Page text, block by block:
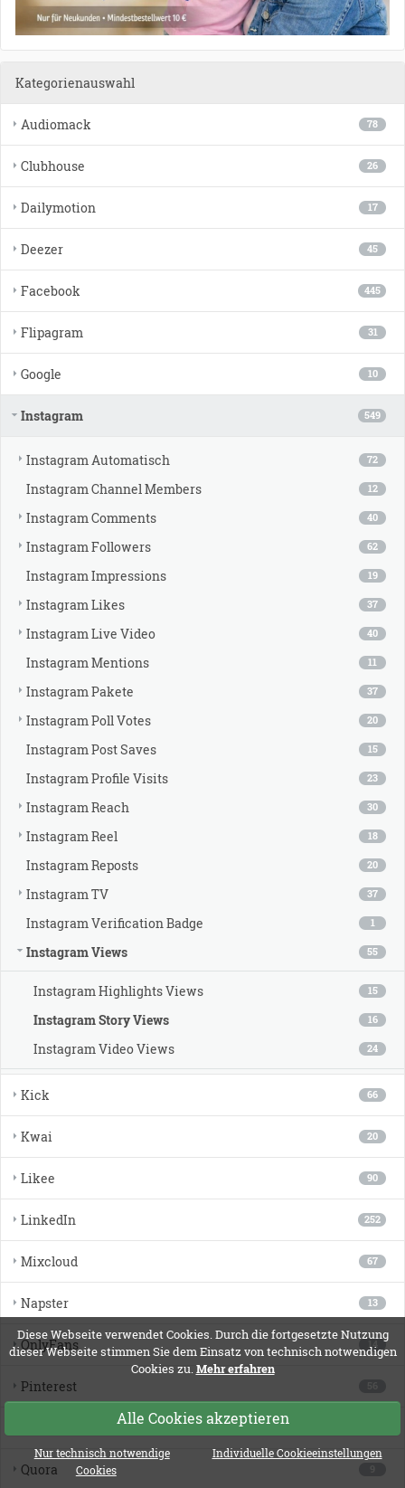
Diese Webseite verwendet Cookies. Durch die fortgesetzte Nutzung
dieser Webseite stimmen Sie dem Einsatz von technisch notwendigen
Cookies zu. Mehr erfahren
Alle Cookies akzeptieren
Nur technisch notwendige
Cookies
Individuelle Cookieeinstellungen
Kategorienauswahl
78
Audiomack
26
Clubhouse
17
Dailymotion
45
Deezer
445
Facebook
31
Flipagram
10
Google
549
Instagram
72
Instagram Automatisch
12
Instagram Channel Members
40
Instagram Comments
62
Instagram Followers
19
Instagram Impressions
37
Instagram Likes
40
Instagram Live Video
11
Instagram Mentions
37
Instagram Pakete
20
Instagram Poll Votes
15
Instagram Post Saves
23
Instagram Profile Visits
30
Instagram Reach
18
Instagram Reel
20
Instagram Reposts
37
Instagram TV
1
Instagram Verification Badge
55
Instagram Views
15
Instagram Highlights Views
16
Instagram Story Views
24
Instagram Video Views
66
Kick
20
Kwai
90
Likee
252
LinkedIn
67
Mixcloud
13
Napster
14
OnlyFans
Pinterest
Quora